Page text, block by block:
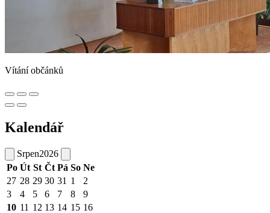
Vítání občánků
Kalendář
Srpen2026
Po Út St Čt Pá So Ne
27 28 29 30 31 1
2
3
4 5 6 7 8
9
10 11 12 13 14 15 16